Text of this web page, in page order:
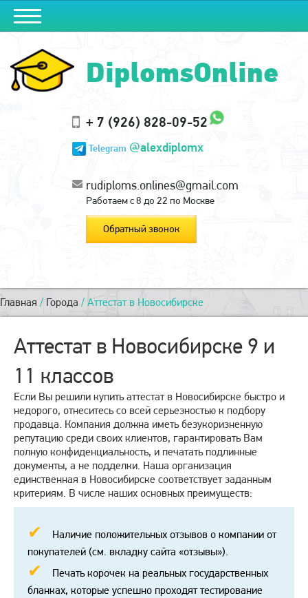
DiplomsOnline
+ 7 (926) 828-09-52
Telegram @alexdiplomx
rudiploms.onlines@gmail.com
Работаем с 8 до 22 по Москве
Обратный звонок
Главная / Города / Аттестат в Новосибирске
Аттестат в Новосибирске 9 и
11 классов
Если Вы решили купить аттестат в Новосибирске быстро и
недорого, отнеситесь со всей серьезностью к подбору
продавца. Компания должна иметь безукоризненную
репутацию среди своих клиентов, гарантировать Вам
полную конфиденциальность, и печатать подлинные
документы, а не подделки. Наша организация
единственная в Новосибирске соответствует заданным
критериям. В числе наших основных преимуществ:
Наличие положительных отзывов о компании от
покупателей (см. вкладку сайта «отзывы»).
Печать корочек на реальных государственных
бланках, которые успешно проходят тестирование